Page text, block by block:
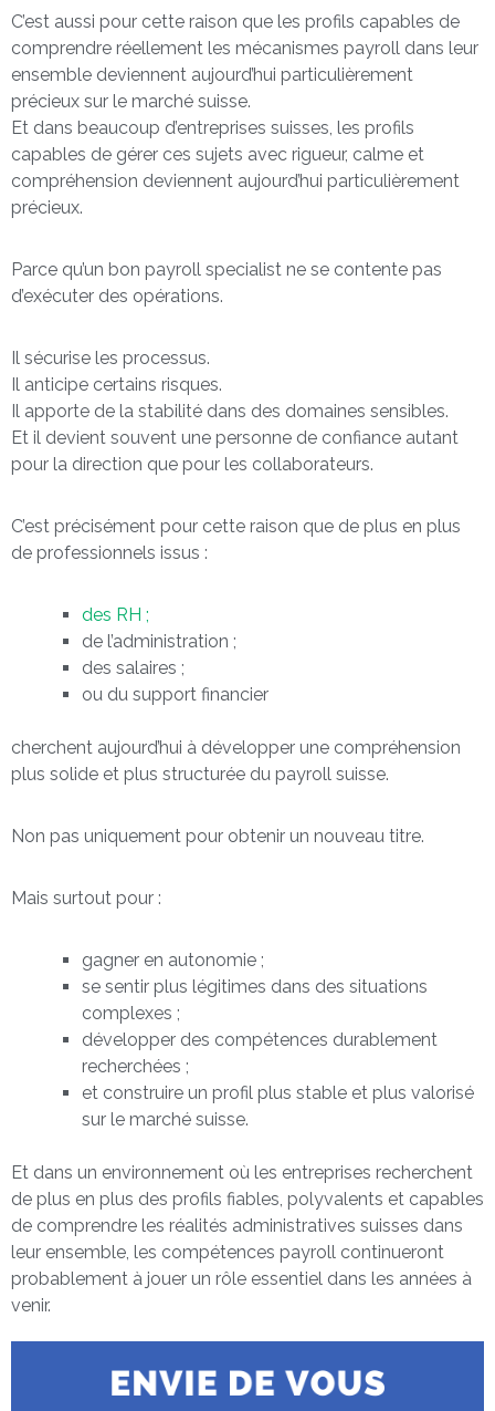
C’est aussi pour cette raison que les profils capables de
comprendre réellement les mécanismes payroll dans leur
ensemble deviennent aujourd’hui particulièrement
précieux sur le marché suisse.
Et dans beaucoup d’entreprises suisses, les profils
capables de gérer ces sujets avec rigueur, calme et
compréhension deviennent aujourd’hui particulièrement
précieux.
Parce qu’un bon payroll specialist ne se contente pas
d’exécuter des opérations.
Il sécurise les processus.
Il anticipe certains risques.
Il apporte de la stabilité dans des domaines sensibles.
Et il devient souvent une personne de confiance autant
pour la direction que pour les collaborateurs.
C’est précisément pour cette raison que de plus en plus
de professionnels issus :
des RH ;
de l’administration ;
des salaires ;
ou du support financier
cherchent aujourd’hui à développer une compréhension
plus solide et plus structurée du payroll suisse.
Non pas uniquement pour obtenir un nouveau titre.
Mais surtout pour :
gagner en autonomie ;
se sentir plus légitimes dans des situations
complexes ;
développer des compétences durablement
recherchées ;
et construire un profil plus stable et plus valorisé
sur le marché suisse.
Et dans un environnement où les entreprises recherchent
de plus en plus des profils fiables, polyvalents et capables
de comprendre les réalités administratives suisses dans
leur ensemble, les compétences payroll continueront
probablement à jouer un rôle essentiel dans les années à
venir.